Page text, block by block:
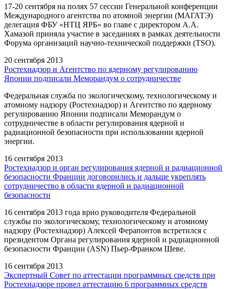
17-20 сентября на полях 57 сессии Генеральной конференции
Международного агентства по атомной энергии (МАГАТЭ)
делегация ФБУ «НТЦ ЯРБ» во главе с директором А.А.
Хамазой приняла участие в заседаниях в рамках деятельности
Форума организаций научно-технической поддержки (TSO).
20 сентября 2013
Ростехнадзор и Агентство по ядерному регулированию
Японии подписали Меморандум о сотрудничестве
Федеральная служба по экологическому, технологическому и
атомному надзору (Ростехнадзор) и Агентство по ядерному
регулированию Японии подписали Меморандум о
сотрудничестве в области регулирования ядерной и
радиационной безопасности при использовании ядерной
энергии.
16 сентября 2013
Ростехнадзор и орган регулирования ядерной и радиационной
безопасности Франции договорились и дальше укреплять
сотрудничество в области ядерной и радиационной
безопасности
16 сентября 2013 года врио руководителя Федеральной
службы по экологическому, технологическому и атомному
надзору (Ростехнадзор) Алексей Ферапонтов встретился с
президентом Органа регулирования ядерной и радиационной
безопасности Франции (ASN) Пьер-Франком Шеве.
16 сентября 2013
Экспертный Совет по аттестации программных средств при
Ростехнадзоре провел аттестацию 6 программных средств